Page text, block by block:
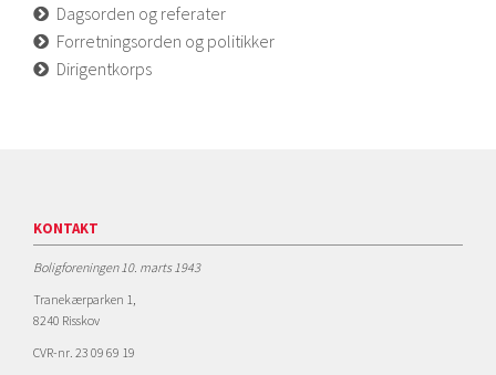
Dagsorden og referater
Forretningsorden og politikker
Dirigentkorps
KONTAKT
Boligforeningen 10. marts 1943
Tranekærparken 1,
8240 Risskov
CVR-nr. 23 09 69 19